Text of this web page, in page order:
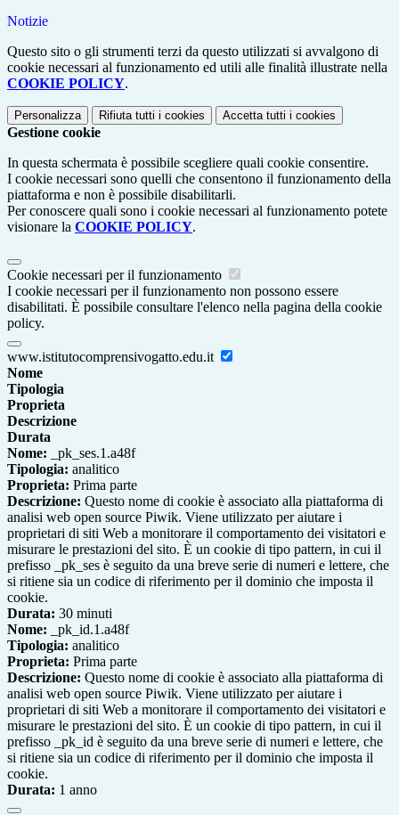
Notizie
Questo sito o gli strumenti terzi da questo utilizzati si avvalgono di
cookie necessari al funzionamento ed utili alle finalità illustrate nella
COOKIE POLICY.
Personalizza Rifiuta tutti i cookies Accetta tutti i cookies
Gestione cookie
In questa schermata è possibile scegliere quali cookie consentire.
I cookie necessari sono quelli che consentono il funzionamento della
piattaforma e non è possibile disabilitarli.
Per conoscere quali sono i cookie necessari al funzionamento potete
visionare la COOKIE POLICY.
Cookie necessari per il funzionamento
I cookie necessari per il funzionamento non possono essere
disabilitati. È possibile consultare l'elenco nella pagina della cookie
policy.
www.istitutocomprensivogatto.edu.it
Nome
Tipologia
Proprieta
Descrizione
Durata
Nome: _pk_ses.1.a48f
Tipologia: analitico
Proprieta: Prima parte
Descrizione: Questo nome di cookie è associato alla piattaforma di
analisi web open source Piwik. Viene utilizzato per aiutare i
proprietari di siti Web a monitorare il comportamento dei visitatori e
misurare le prestazioni del sito. È un cookie di tipo pattern, in cui il
prefisso _pk_ses è seguito da una breve serie di numeri e lettere, che
si ritiene sia un codice di riferimento per il dominio che imposta il
cookie.
Durata: 30 minuti
Nome: _pk_id.1.a48f
Tipologia: analitico
Proprieta: Prima parte
Descrizione: Questo nome di cookie è associato alla piattaforma di
analisi web open source Piwik. Viene utilizzato per aiutare i
proprietari di siti Web a monitorare il comportamento dei visitatori e
misurare le prestazioni del sito. È un cookie di tipo pattern, in cui il
prefisso _pk_id è seguito da una breve serie di numeri e lettere, che
si ritiene sia un codice di riferimento per il dominio che imposta il
cookie.
Durata: 1 anno